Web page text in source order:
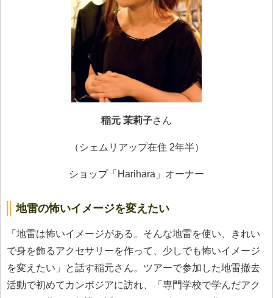
稲元 茉莉子さん
（シェムリアップ在住 2年半）
ショップ「Harihara」オーナー
地雷の怖いイメージを変えたい
「地雷は怖いイメージがある。そんな地雷を使い、きれい
で身を飾るアクセサリーを作って、少しでも怖いイメージ
を変えたい」と話す稲元さん。ツアーで参加した地雷撤去
活動で初めてカンボジアに訪れ、「専門学校で学んだアク